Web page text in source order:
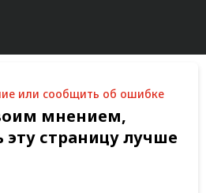
или сообщить об ошибке
мнением,
эту страницу лучше